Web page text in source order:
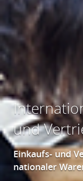
und
Einkaufs- und
nationaler